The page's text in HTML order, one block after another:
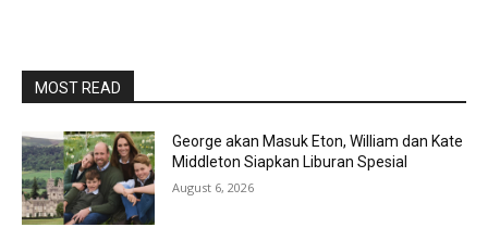
MOST READ
George akan Masuk Eton, William dan Kate
Middleton Siapkan Liburan Spesial
August 6, 2026